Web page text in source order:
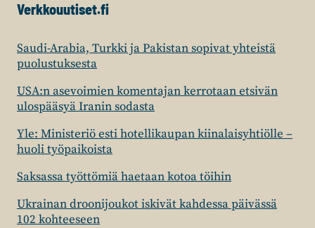
Verkkouutiset.fi
Saudi-Arabia, Turkki ja Pakistan sopivat yhteistä
puolustuksesta
USA:n asevoimien komentajan kerrotaan etsivän
ulospääsyä Iranin sodasta
Yle: Ministeriö esti hotellikaupan kiinalaisyhtiölle –
huoli työpaikoista
Saksassa työttömiä haetaan kotoa töihin
Ukrainan droonijoukot iskivät kahdessa päivässä
102 kohteeseen